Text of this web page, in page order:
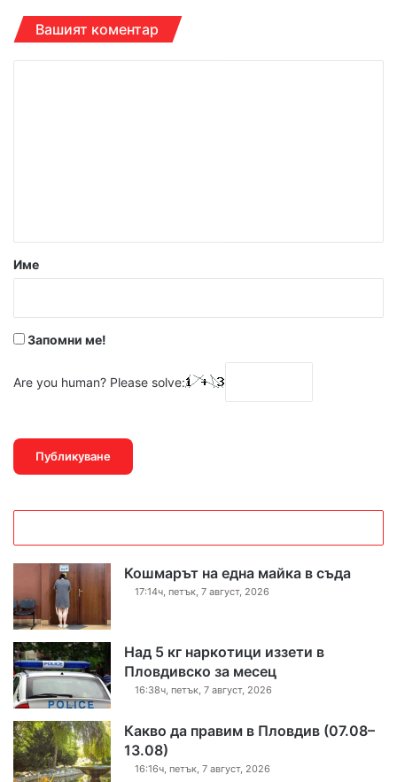
Вашият коментар
р
Име
Запомни ме!
Are you human? Please solve:
Кошмарът на една майка в съда
17:14ч, петък, 7 август, 2026
Над 5 кг наркотици иззети в
Пловдивско за месец
16:38ч, петък, 7 август, 2026
Какво да правим в Пловдив (07.08–
13.08)
16:16ч, петък, 7 август, 2026